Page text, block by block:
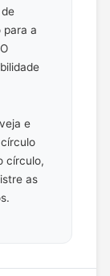
para a
e
círculo,
as